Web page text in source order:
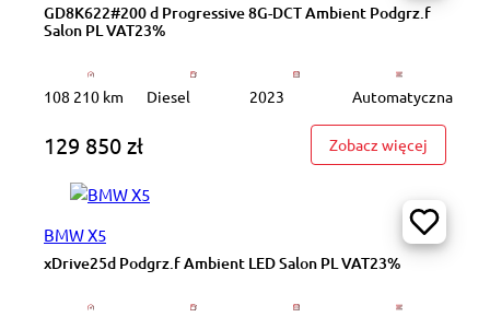
GD8K622#200 d Progressive 8G-DCT Ambient Podgrz.f
Salon PL VAT23%
108 210 km Diesel 2023 Automatyczna
129 850 zł Zobacz więcej
BMW X5
xDrive25d Podgrz.f Ambient LED Salon PL VAT23%